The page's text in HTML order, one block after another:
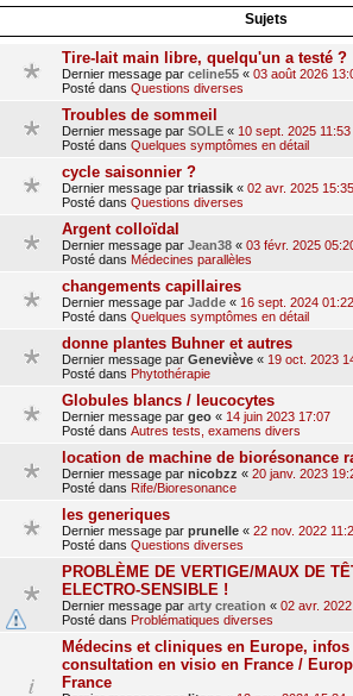
Sujets
Tire-lait main libre, quelqu'un a testé ?
Dernier message par celine55 « 03 août 2026
Posté dans Questions diverses
Troubles de sommeil
Dernier message par SOLE « 10 sept. 2025 11:53
Posté dans Quelques symptômes en détail
cycle saisonnier ?
Dernier message par triassik « 02 avr. 2025 15:35
Posté dans Questions diverses
Argent colloïdal
Dernier message par Jean38 « 03 févr. 2025
Posté dans Médecines parallèles
changements capillaires
Dernier message par Jadde « 16 sept. 2024 01:22
Posté dans Quelques symptômes en détail
donne plantes Buhner et autres
Dernier message par Geneviève « 19 oct. 2023
Posté dans Phytothérapie
Globules blancs / leucocytes
Dernier message par geo « 14 juin 2023 17:07
Posté dans Autres tests, examens divers
location de machine de biorésonance
Dernier message par nicobzz « 20 janv. 2023
Posté dans Rife/Bioresonance
les generiques
Dernier message par prunelle « 22 nov. 2022
Posté dans Questions diverses
PROBLÈME DE VERTIGE/MAUX DE
ELECTRO-SENSIBLE !
Dernier message par arty creation « 02 avr.
Posté dans Problématiques diverses
Médecins et cliniques en Europe, infos
consultation en visio en France /
France